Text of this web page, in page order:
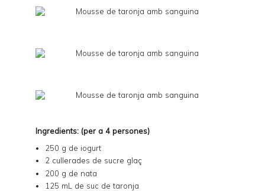
Ingredients: (per a 4 persones)
250 g de iogurt
2 cullerades de sucre glaç
200 g de nata
125 mL de suc de taronja